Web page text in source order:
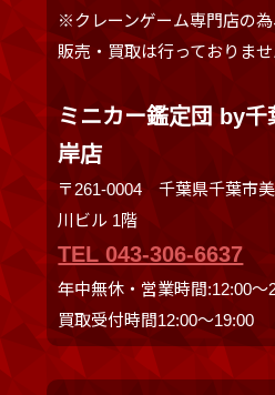
※クレーンゲーム専門店の
販売・買取は行っておりま
ミニカー鑑定団 by千
岸店
〒261-0004 千葉県千葉市
川ビル 1階
TEL 043-306-6637
年中無休・営業時間:12:00〜
買取受付時間12:00〜19:00